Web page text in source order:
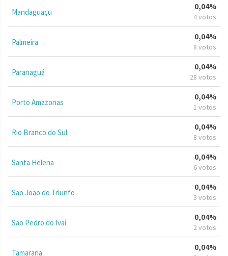
Mandaguaçu
0,04%
4 votos
Palmeira
0,04%
8 votos
Paranaguá
0,04%
28 votos
Porto Amazonas
0,04%
1 votos
Rio Branco do Sul
0,04%
8 votos
Santa Helena
0,04%
6 votos
São João do Triunfo
0,04%
3 votos
São Pedro do Ivaí
0,04%
2 votos
Tamarana
0,04%